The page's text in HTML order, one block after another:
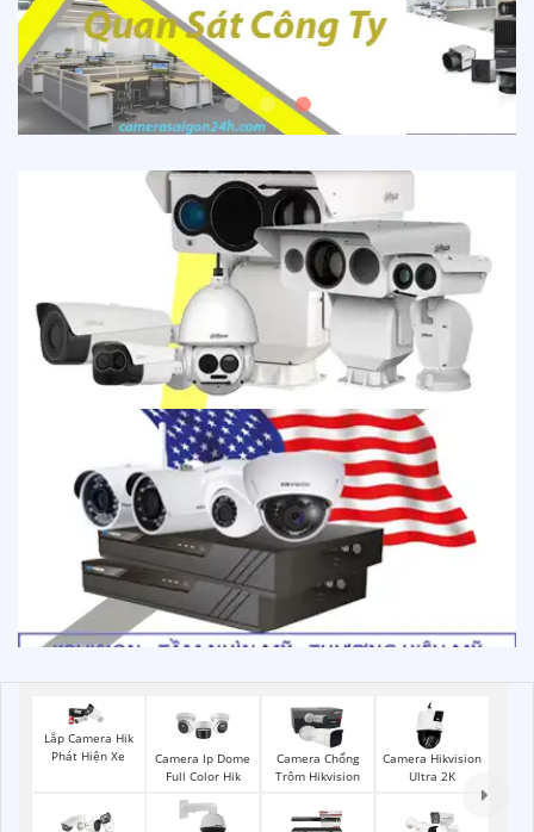
Lắp Camera Hik
Phát Hiện Xe
Camera Ip Dome
Full Color Hik
Camera Chống
Trộm Hikvision
Camera Hikvision
Ultra 2K